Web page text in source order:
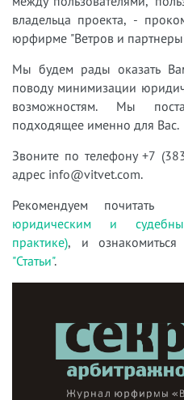
владельца проекта, -
юрфирме "Ветров и
Мы будем рады оказать
поводу минимизации
возможностям. Мы
подходящее именно для Вас.
Звоните по телефону +7
адрес info@vitvet.com.
Рекомендуем почитать
юридическим и
практике), и
"Статьи".